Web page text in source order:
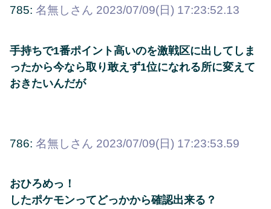
785: 名無しさん 2023/07/09(日) 17:23:52.13
手持ちで1番ポイント高いのを激戦区に出してしま
ったから今なら取り敢えず1位になれる所に変えて
おきたいんだが
786: 名無しさん 2023/07/09(日) 17:23:53.59
おひろめっ！
したポケモンってどっかから確認出来る？